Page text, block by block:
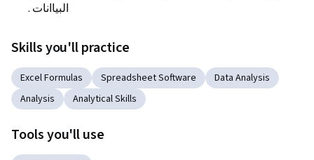
البياانات .
Skills you'll practice
Excel Formulas Spreadsheet Software
Data Analysis
Analysis
Analytical Skills
Tools you'll use